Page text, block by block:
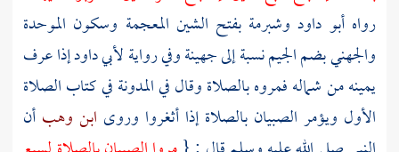
رواهأبو داود وشبرمة بفتح الشين المعجمة وسكون الموحدة
والجهنيبضم الجيم نسبة إلى جهينة وفي روايةلأبي داودإذا عرف
يمينه من شماله فمروه بالصلاة وقال في المدونة في كتاب الصلاة
الأول ويؤمر الصبيان بالصلاة إذا أثغروا وروى ابن وهب أن